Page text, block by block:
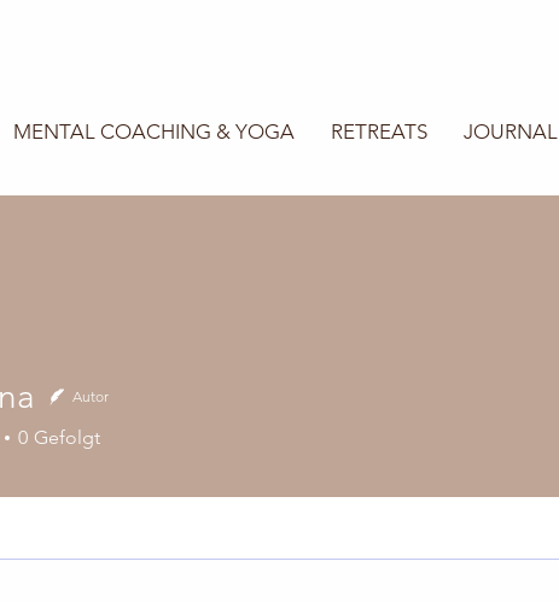
MENTAL COACHING & YOGA RETREATS JOURNAL
Autor
0 Gefolgt